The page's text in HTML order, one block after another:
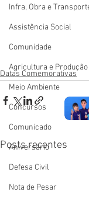
Infra, Obra e
Assistência Social
Comunidade
Agricultura e Produção
Meio Ambiente
Concursos
Comunicado
Aniversário
Defesa Civil
Nota de Pesar
Datas Comemorativas
Posts recentes